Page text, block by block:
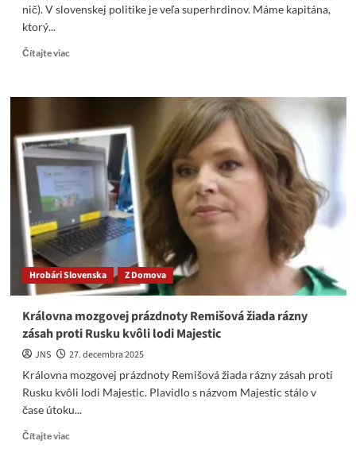
nič). V slovenskej politike je veľa superhrdinov. Máme kapitána,
ktorý...
Čítajte viacRead
Klamstvá
nevzdelanosť
Remišovej
&
Expertom
na
všetko
(a
na
nič)
Hrobári Slovenska Z Domova
Královna mozgovej prázdnoty Remišová žiada rázny
zásah proti Rusku kvôli lodi Majestic
JNS
27. decembra 2025
Královna mozgovej prázdnoty Remišová žiada rázny zásah proti
Rusku kvôli lodi Majestic. Plavidlo s názvom Majestic stálo v
čase útoku...
Čítajte viacRead